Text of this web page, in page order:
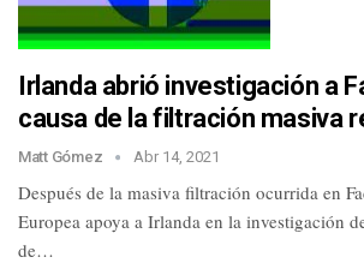
Irlanda abrió investigación a
causa de la filtración masiva
Matt Gómez Abr 14, 2021
Después de la masiva filtración ocurrida en
Europea apoya a Irlanda en la investigación
de…